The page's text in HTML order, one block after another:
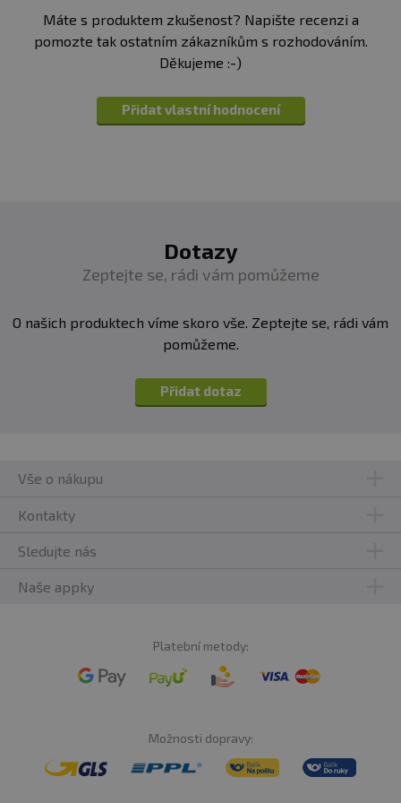
Máte s produktem zkušenost? Napište recenzi a
pomozte tak ostatním zákazníkům s rozhodováním.
Děkujeme :-)
Přidat vlastní hodnocení
Dotazy
Zeptejte se, rádi vám pomůžeme
O našich produktech víme skoro vše. Zeptejte se, rádi vám
pomůžeme.
Přidat dotaz
Vše o nákupu
Kontakty
Sledujte nás
Naše appky
Platební metody:
Možnosti dopravy: